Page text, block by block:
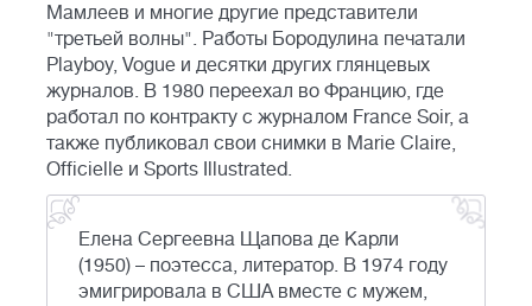
Мамлеев и многие другие представители
"третьей волны". Работы Бородулина печатали
Playboy, Vogue и десятки других глянцевых
журналов. В 1980 переехал во Францию, где
работал по контракту с журналом France Soir, а
также публиковал свои снимки в Marie Claire,
Officielle и Sports Illustrated.
Елена Сергеевна Щапова де Карли
(1950) – поэтесса, литератор. В 1974 году
эмигрировала в США вместе с мужем,